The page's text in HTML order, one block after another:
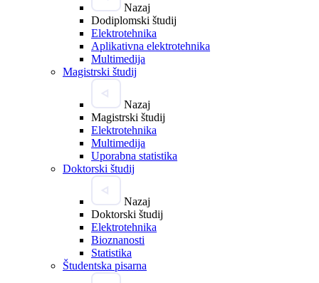
Nazaj
Dodiplomski študij
Elektrotehnika
Aplikativna elektrotehnika
Multimedija
Magistrski študij
Nazaj
Magistrski študij
Elektrotehnika
Multimedija
Uporabna statistika
Doktorski študij
Nazaj
Doktorski študij
Elektrotehnika
Bioznanosti
Statistika
Študentska pisarna